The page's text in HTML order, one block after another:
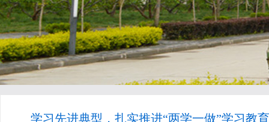
学习先进典型，扎实推进“两学一做”学习教